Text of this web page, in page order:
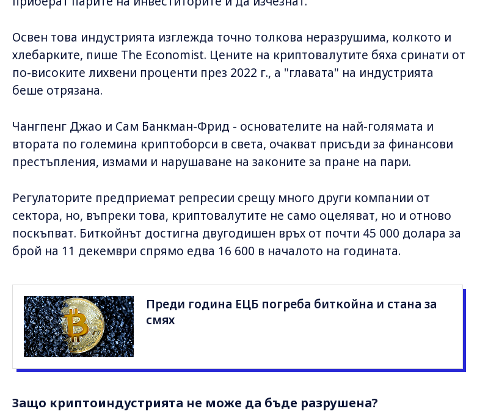
Освен това индустрията изглежда точно толкова неразрушима, колкото и
хлебарките, пише The Economist. Цените на криптовалутите бяха сринати от
по-високите лихвени проценти през 2022 г., а "главата" на индустрията
беше отрязана.
Чангпенг Джао и Сам Банкман-Фрид - основателите на най-голямата и
втората по големина криптоборси в света, очакват присъди за финансови
престъпления, измами и нарушаване на законите за пране на пари.
Регулаторите предприемат репресии срещу много други компании от
сектора, но, въпреки това, криптовалутите не само оцеляват, но и отново
поскъпват. Биткойнът достигна двугодишен връх от почти 45 000 долара за
брой на 11 декември спрямо едва 16 600 в началото на годината.
Преди година ЕЦБ погреба биткойна и стана за
смях
Защо криптоиндустрията не може да бъде разрушена?